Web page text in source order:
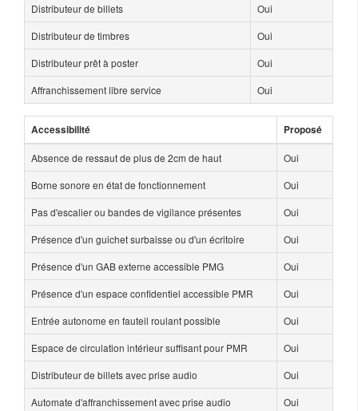
Distributeur de billets
Oui
Distributeur de timbres
Oui
Distributeur prêt à poster
Oui
Affranchissement libre service
Oui
Accessibilité Proposé
Absence de ressaut de plus de 2cm de haut
Oui
Borne sonore en état de fonctionnement
Oui
Pas d'escalier ou bandes de vigilance présentes
Oui
Présence d'un guichet surbaisse ou d'un écritoire
Oui
Présence d'un GAB externe accessible PMG
Oui
Présence d'un espace confidentiel accessible PMR
Oui
Entrée autonome en fauteil roulant possible
Oui
Espace de circulation intérieur suffisant pour PMR
Oui
Distributeur de billets avec prise audio
Oui
Automate d'affranchissement avec prise audio
Oui